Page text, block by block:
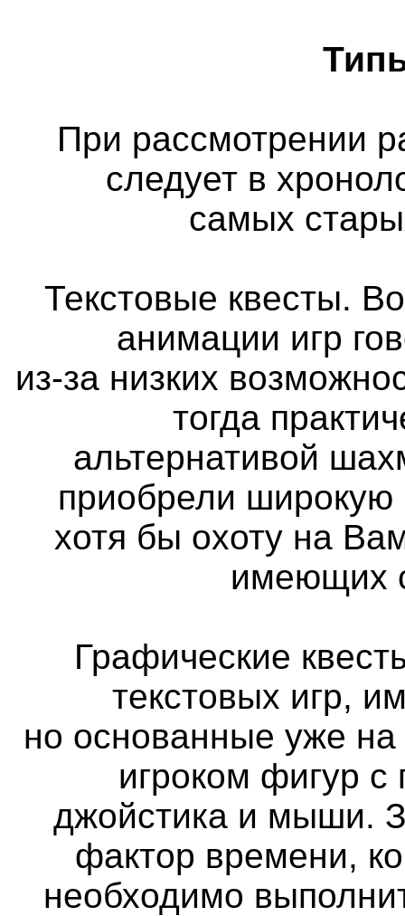
При рассмотрении
следует в
самых
Текстовые квесты.
анимации игр
из-за низких
тогда
альтернативой
приобрели широкую
хотя бы охоту на
имеющих
Графические
текстовых игр,
но основанные уже
игроком фигур
джойстика и мыши.
фактор времени,
необходимо